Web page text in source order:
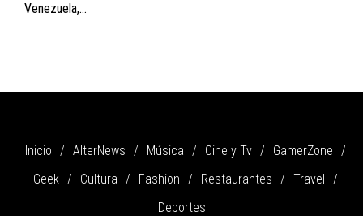
Venezuela,...
Inicio AlterNews Música Cine y Tv
GamerZone
Geek
Cultura Fashion Restaurantes
Travel
Deportes